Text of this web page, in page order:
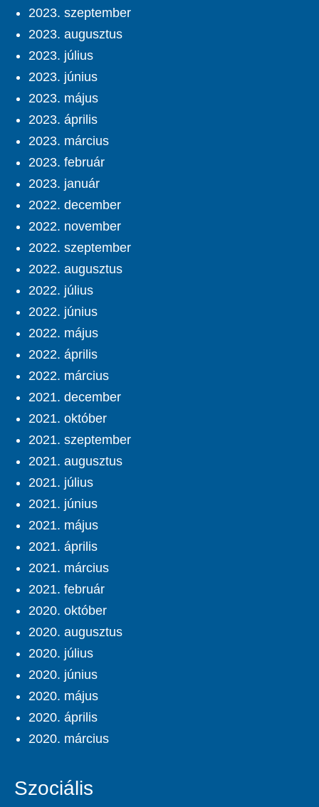
2023. szeptember
2023. augusztus
2023. július
2023. június
2023. május
2023. április
2023. március
2023. február
2023. január
2022. december
2022. november
2022. szeptember
2022. augusztus
2022. július
2022. június
2022. május
2022. április
2022. március
2021. december
2021. október
2021. szeptember
2021. augusztus
2021. július
2021. június
2021. május
2021. április
2021. március
2021. február
2020. október
2020. augusztus
2020. július
2020. június
2020. május
2020. április
2020. március
Szociális